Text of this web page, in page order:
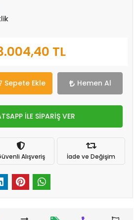
TL
Sepete Ekle Hemen Al
İLE SİPARİŞ VER
Alışveriş İade ve Değişim